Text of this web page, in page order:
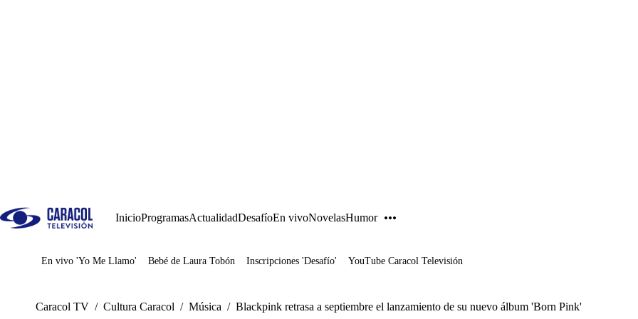
InicioProgramasActualidadDesafíoEn vivoNovelasHumor
Juegos
En vivo 'Yo Me Llamo' Bebé de Laura Tobón Inscripciones 'Desafío' YouTube Caracol Televisión
Caracol TV / Cultura Caracol / Música / Blackpink retrasa a septiembre el lanzamiento de su nuevo álbum 'Born Pink'